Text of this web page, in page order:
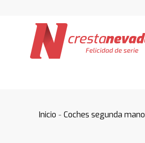
Inicio -Coches segunda mano